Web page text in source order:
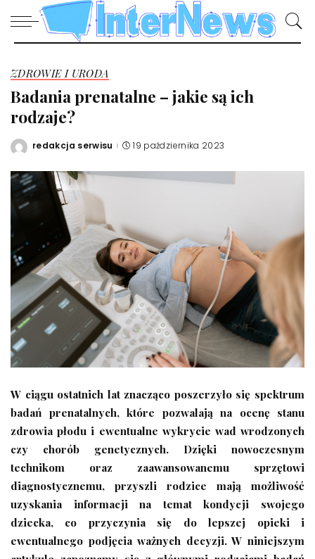
ZDROWIE I URODA
Badania prenatalne – jakie są ich
rodzaje?
Posted
redakcja serwisu 19 października 2023
W ciągu ostatnich lat znacząco poszerzyło się spektrum
badań prenatalnych, które pozwalają na ocenę stanu
zdrowia płodu i ewentualne wykrycie wad wrodzonych
czy chorób genetycznych. Dzięki nowoczesnym
technikom oraz zaawansowanemu sprzętowi
diagnostycznemu, przyszli rodzice mają możliwość
uzyskania informacji na temat kondycji swojego
dziecka, co przyczynia się do lepszej opieki i
ewentualnego podjęcia ważnych decyzji. W niniejszym